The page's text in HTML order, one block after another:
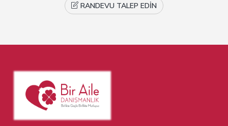
RANDEVU TALEP EDIN